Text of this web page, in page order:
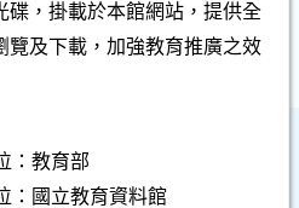
碟，掛載於本館網站，提供全
覽及下載，加強教育推廣之效
：教育部
：國立教育資料館